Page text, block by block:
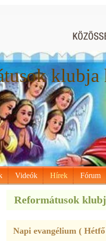
klubja
Videók Hírek Fórum
Reformátusok
Napi evangélium (